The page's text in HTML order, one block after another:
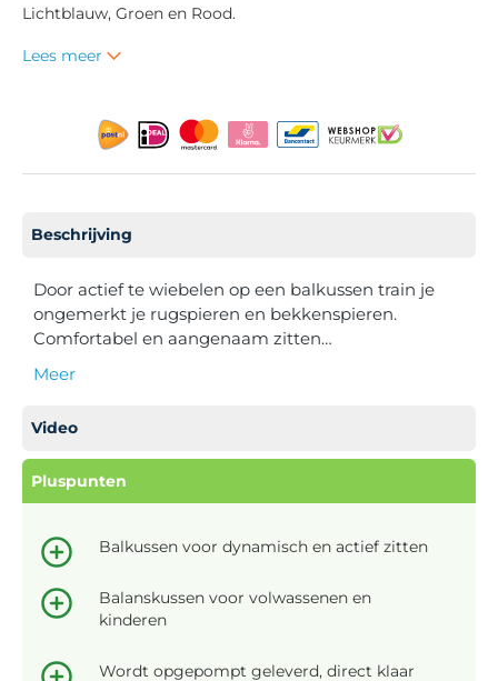
Lichtblauw, Groen en Rood.
Lees meer
Beschrijving
Door actief te wiebelen op een balkussen train je
ongemerkt je rugspieren en bekkenspieren.
Comfortabel en aangenaam zitten…
Meer
Video
Pluspunten
Balkussen voor dynamisch en actief zitten
Balanskussen voor volwassenen en
kinderen
Wordt opgepompt geleverd, direct klaar